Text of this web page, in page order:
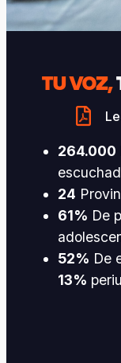
TU VOZ,
264.000
24
61% De
52% De
13%